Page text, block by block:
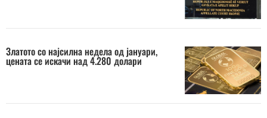
Златото со најсилна недела од јануари,
цената се искачи над 4.280 долари